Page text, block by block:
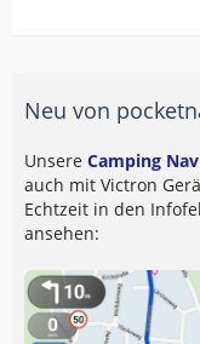
Neu von
Unsere Camping
auch mit Victron
Echtzeit in den
ansehen: